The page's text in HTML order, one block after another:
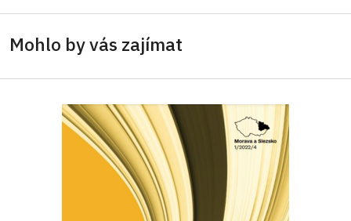
Mohlo by vás zajímat